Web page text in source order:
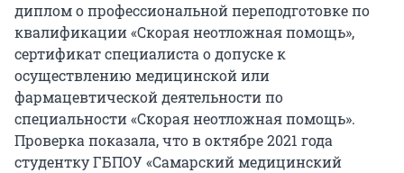
диплом о профессиональной переподготовке по
квалификации «Скорая неотложная помощь»,
сертификат специалиста о допуске к
осуществлению медицинской или
фармацевтической деятельности по
специальности «Скорая неотложная помощь».
Проверка показала, что в октябре 2021 года
студентку ГБПОУ «Самарский медицинский